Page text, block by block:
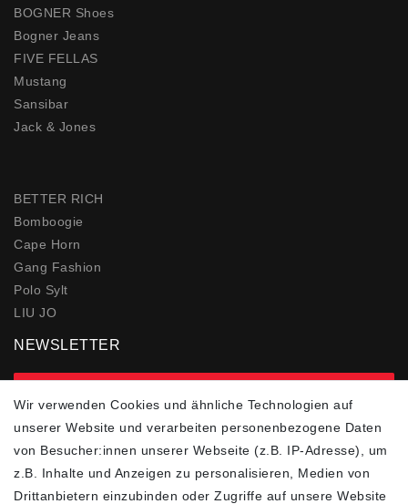
BOGNER Shoes
Bogner Jeans
FIVE FELLAS
Mustang
Sansibar
Jack & Jones
BETTER RICH
Bomboogie
Cape Horn
Gang Fashion
Polo Sylt
LIU JO
NEWSLETTER
FOLGEN SIE UNS
Wir verwenden Cookies und ähnliche Technologien auf
unserer Website und verarbeiten personenbezogene Daten
von Besucher:innen unserer Webseite (z.B. IP-Adresse), um
z.B. Inhalte und Anzeigen zu personalisieren, Medien von
Drittanbietern einzubinden oder Zugriffe auf unsere Website